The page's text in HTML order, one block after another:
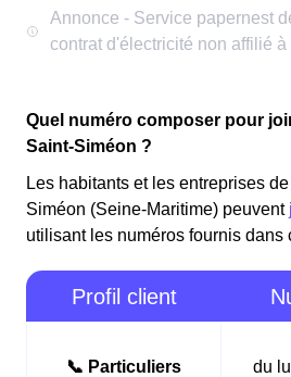
Quel numéro composer pour
Saint-Siméon ?
Les habitants et les entreprises
Siméon (Seine-Maritime) peuvent
utilisant les numéros fournis dans
Profil client
📞 Particuliers
du